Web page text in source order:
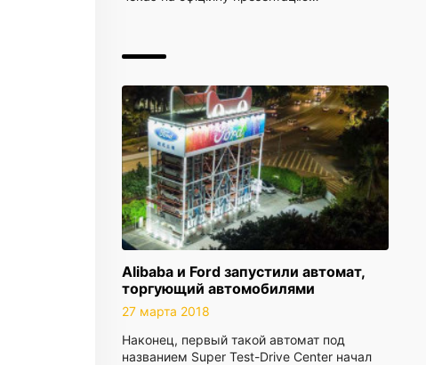
Alibaba и Ford запустили автомат,
торгующий автомобилями
27 марта 2018
Наконец, первый такой автомат под
названием Super Test-Drive Center начал